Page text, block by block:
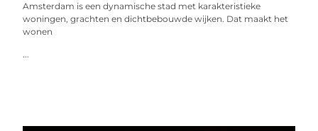
Amsterdam is een dynamische stad met karakteristieke
woningen, grachten en dichtbebouwde wijken. Dat maakt het
wonen
...